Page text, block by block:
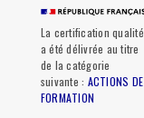
La certification qualité
a été délivrée au titre
de la catégorie
suivante : ACTIONS DE
FORMATION